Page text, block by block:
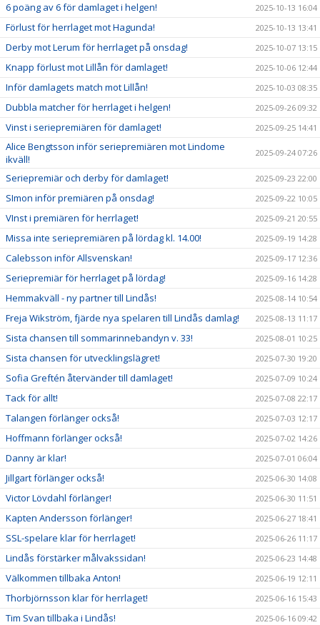
6 poäng av 6 för damlaget i helgen! 2025-10-13 16:04
Förlust för herrlaget mot Hagunda! 2025-10-13 13:41
Derby mot Lerum för herrlaget på onsdag! 2025-10-07 13:15
Knapp förlust mot Lillån för damlaget! 2025-10-06 12:44
Inför damlagets match mot Lillån! 2025-10-03 08:35
Dubbla matcher för herrlaget i helgen! 2025-09-26 09:32
Vinst i seriepremiären för damlaget! 2025-09-25 14:41
Alice Bengtsson inför seriepremiären mot Lindome
ikväll!
2025-09-24 07:26
Seriepremiär och derby för damlaget! 2025-09-23 22:00
SImon inför premiären på onsdag! 2025-09-22 10:05
VInst i premiären för herrlaget! 2025-09-21 20:55
Missa inte seriepremiären på lördag kl. 14.00! 2025-09-19 14:28
Calebsson inför Allsvenskan! 2025-09-17 12:36
Seriepremiär för herrlaget på lördag! 2025-09-16 14:28
Hemmakväll - ny partner till Lindås! 2025-08-14 10:54
Freja Wikström, fjärde nya spelaren till Lindås damlag! 2025-08-13 11:17
Sista chansen till sommarinnebandyn v. 33! 2025-08-01 10:25
Sista chansen för utvecklingslägret! 2025-07-30 19:20
Sofia Greftén återvänder till damlaget! 2025-07-09 10:24
Tack för allt! 2025-07-08 22:17
Talangen förlänger också! 2025-07-03 12:17
Hoffmann förlänger också! 2025-07-02 14:26
Danny är klar! 2025-07-01 06:04
Jillgart förlänger också! 2025-06-30 14:08
Victor Lövdahl förlänger! 2025-06-30 11:51
Kapten Andersson förlänger! 2025-06-27 18:41
SSL-spelare klar för herrlaget! 2025-06-26 11:17
Lindås förstärker målvakssidan! 2025-06-23 14:48
Välkommen tillbaka Anton! 2025-06-19 12:11
Thorbjörnsson klar för herrlaget! 2025-06-16 15:43
Tim Svan tillbaka i Lindås! 2025-06-16 09:42